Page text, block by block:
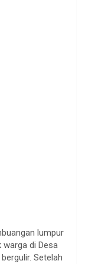
lumpur
di Desa
Setelah